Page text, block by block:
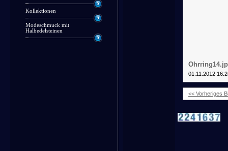
Kollektionen
Modeschmuck mit
Halbedelsteinen
01.11.2012
<< Vorheriges